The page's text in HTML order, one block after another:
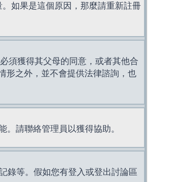
如果是這個原因，那麼請重新註冊
須獲得其父母的同意，或者其他合
形之外，並不會提供法律諮詢，也
請聯絡管理員以獲得協助。
錄等。假如您有登入或登出討論區